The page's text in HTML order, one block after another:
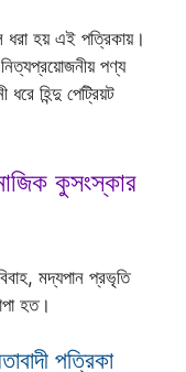
ধরা হয় এই পত্রিকায়।
নিত্যপ্রয়োজনীয় পণ্য
হিন্দু পেট্রিয়ট
কুসংস্কার
মদ্যপান প্রভৃতি
হত।
পত্রিকা